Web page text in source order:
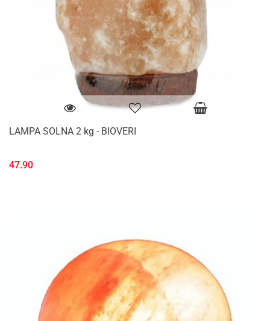
LAMPA SOLNA 2 kg - BIOVERI
47.90